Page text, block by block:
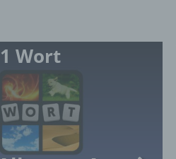
Wort